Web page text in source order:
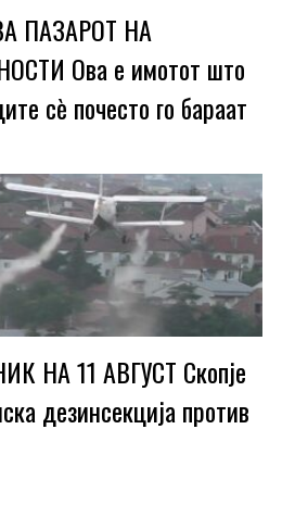
ПАЗАРОТ НА
Ова е имотот што
сè почесто го бараат
НА 11 АВГУСТ Скопје
дезинсекција против